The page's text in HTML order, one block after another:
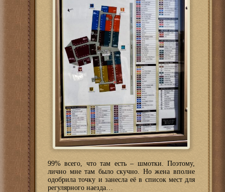
99% всего, что там есть – шмотки. Поэтому,
лично мне там было скучно. Но жена вполне
одобрила точку и занесла её в список мест для
регулярного наезда…